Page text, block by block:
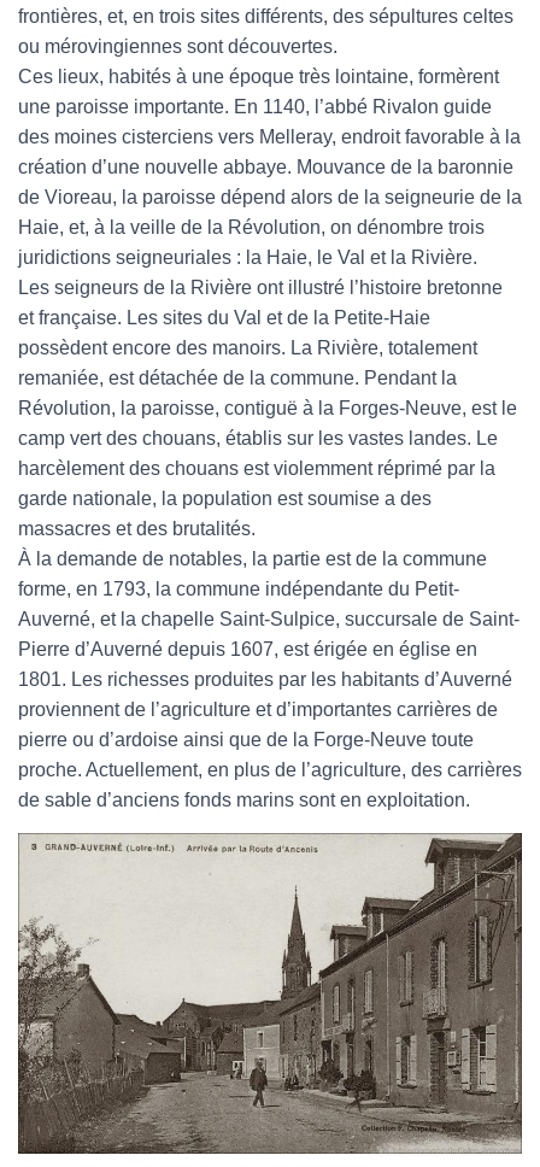
frontières, et, en trois sites différents, des sépultures celtes
ou mérovingiennes sont découvertes.
Ces lieux, habités à une époque très lointaine, formèrent
une paroisse importante. En 1140, l’abbé Rivalon guide
des moines cisterciens vers Melleray, endroit favorable à la
création d’une nouvelle abbaye. Mouvance de la baronnie
de Vioreau, la paroisse dépend alors de la seigneurie de la
Haie, et, à la veille de la Révolution, on dénombre trois
juridictions seigneuriales : la Haie, le Val et la Rivière.
Les seigneurs de la Rivière ont illustré l’histoire bretonne
et française. Les sites du Val et de la Petite-Haie
possèdent encore des manoirs. La Rivière, totalement
remaniée, est détachée de la commune. Pendant la
Révolution, la paroisse, contiguë à la Forges-Neuve, est le
camp vert des chouans, établis sur les vastes landes. Le
harcèlement des chouans est violemment réprimé par la
garde nationale, la population est soumise a des
massacres et des brutalités.
À la demande de notables, la partie est de la commune
forme, en 1793, la commune indépendante du Petit-
Auverné, et la chapelle Saint-Sulpice, succursale de Saint-
Pierre d’Auverné depuis 1607, est érigée en église en
1801. Les richesses produites par les habitants d’Auverné
proviennent de l’agriculture et d’importantes carrières de
pierre ou d’ardoise ainsi que de la Forge-Neuve toute
proche. Actuellement, en plus de l’agriculture, des carrières
de sable d’anciens fonds marins sont en exploitation.